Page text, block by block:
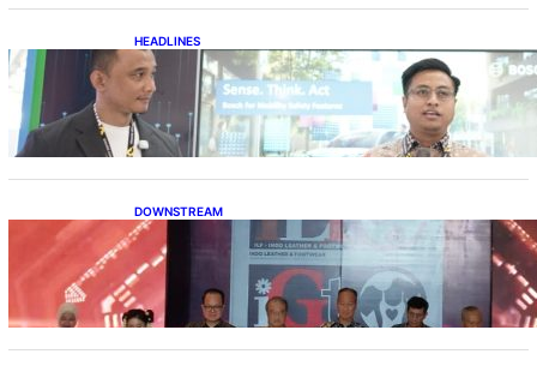
HEADLINES
Teknologi Keselamatan, Penentu Baru
Persaingan Industri Otomotif
DOWNSTREAM
Terbuka, Peluang Usaha bagi IKM Alas Kaki
Lokal